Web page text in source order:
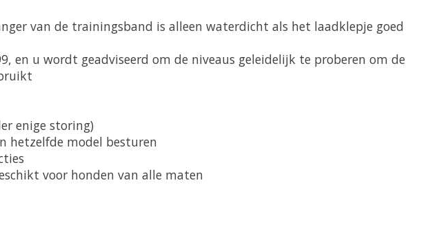
van de trainingsband is alleen waterdicht als het laadklepje goed
en u wordt geadviseerd om de niveaus geleidelijk te proberen om de
enige storing)
hetzelfde model besturen
voor honden van alle maten